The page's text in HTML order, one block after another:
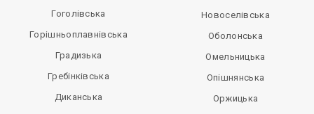
Гоголівська
Горішньоплавнівська
Градизька
Гребінківська
Диканська
Новоселівська
Оболонська
Омельницька
Опішнянська
Оржицька